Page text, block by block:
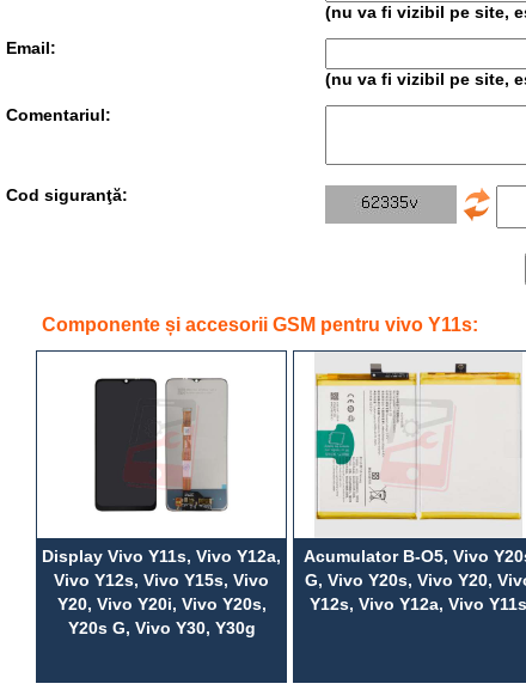
(nu va fi vizibil pe site,
Email:
(nu va fi vizibil pe site,
Comentariul:
Cod siguranţă:
Componente și accesorii GSM pentru vivo Y11s:
Display Vivo Y11s, Vivo Y12a,
Vivo Y12s, Vivo Y15s, Vivo
Y20, Vivo Y20i, Vivo Y20s,
Y20s G, Vivo Y30, Y30g
Acumulator B-O5, Vivo
G, Vivo Y20s, Vivo Y20,
Y12s, Vivo Y12a, Vivo Y11s